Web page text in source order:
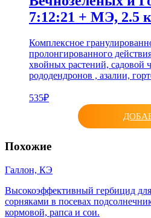
7:12:21 + МЭ, 2.5
Комплексное
пролонгированного
хвойных растений, садовой
рододендронов , азалии,
535₽
Похожие
Галлон, КЭ
Высокоэффективный гербицид
сорняками в посевах
кормовой, рапса и сои.